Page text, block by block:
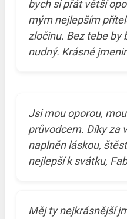
bych si přát větší
mým nejlepším
zločinu. Bez tebe by
nudný. Krásné
Jsi mou oporou,
průvodcem. Díky za
naplněn láskou,
nejlepší k svátku,
Měj ty nejkrásnější